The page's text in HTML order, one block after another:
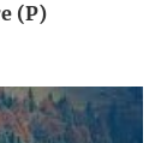
(P)